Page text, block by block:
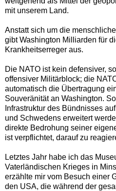
mit unserem Land.
Anstatt sich um die
gibt Washington Milliarden für
Krankheitserreger aus.
Die NATO ist kein defensiver,
offensiver Militärblock; die
automatisch die Übertragung
Souveränität an Washington.
Infrastruktur des Bündnisses
und Schwedens erweitert
direkte Bedrohung seiner
ist verpflichtet, darauf zu
Letztes Jahr habe ich das
Vaterländischen Krieges in
erzählte mir vom Besuch einer
den USA, die während der